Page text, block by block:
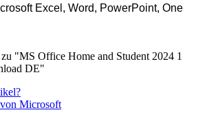
Excel, Word, PowerPoint, One
"MS Office Home and Student 2024 1
DE"
Microsoft